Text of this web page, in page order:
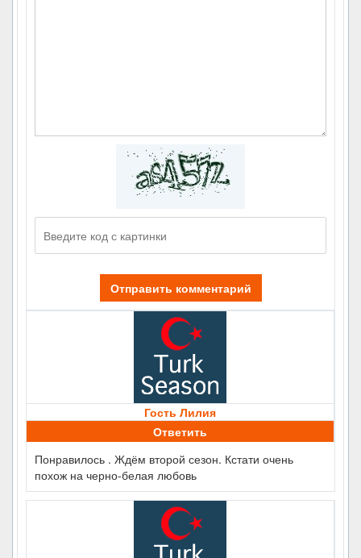
Отправить комментарий
Гость Лилия
Ответить
Понравилось . Ждём второй сезон. Кстати очень
похож на черно-белая любовь